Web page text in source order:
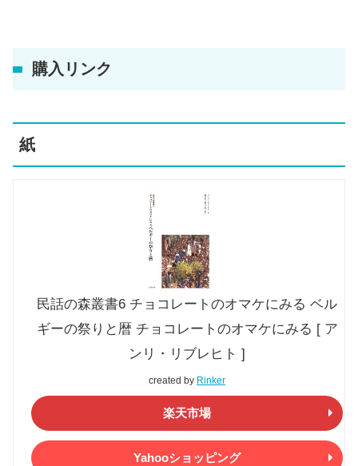
購入リンク
紙
民話の森叢書6 チョコレートのオマケにみる ベル
ギーの祭りと暦 チョコレートのオマケにみる [ ア
ンリ・リブレヒト ]
created by Rinker
楽天市場
Yahooショッピング